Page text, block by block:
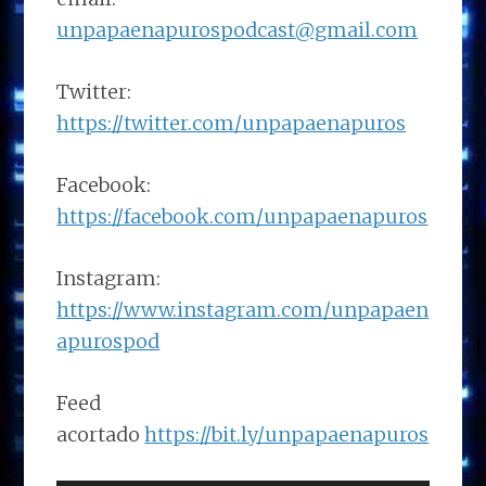
unpapaenapurospodcast@gmail.com
Twitter:
https://twitter.com/unpapaenapuros
Facebook:
https://facebook.com/unpapaenapuros
Instagram:
https://www.instagram.com/unpapaen
apurospod
Feed
acortadohttps://bit.ly/unpapaenapuros